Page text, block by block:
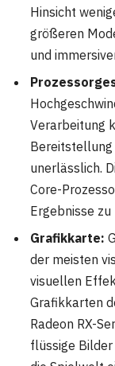
Hinsicht
größeren
und
Verarbeitung
Bereitstellung
unerlässlich.
Core-
Ergebnisse zu
Grafikkarte:
der meisten
visuellen
Grafikkarten
Radeon RX-
flüssige